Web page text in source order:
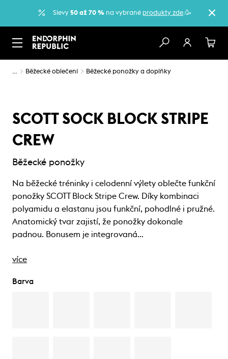
Slevy 50 až 70 % na vybrané produkty zde.🥳
… Běžecké oblečení Běžecké ponožky a doplňky
SCOTT SOCK BLOCK STRIPE
CREW
Běžecké ponožky
Na běžecké tréninky i celodenní výlety oblečte funkční
ponožky SCOTT Block Stripe Crew. Díky kombinaci
polyamidu a elastanu jsou funkční, pohodlné i pružné.
Anatomický tvar zajistí, že ponožky dokonale
padnou. Bonusem je integrovaná…
více
Barva